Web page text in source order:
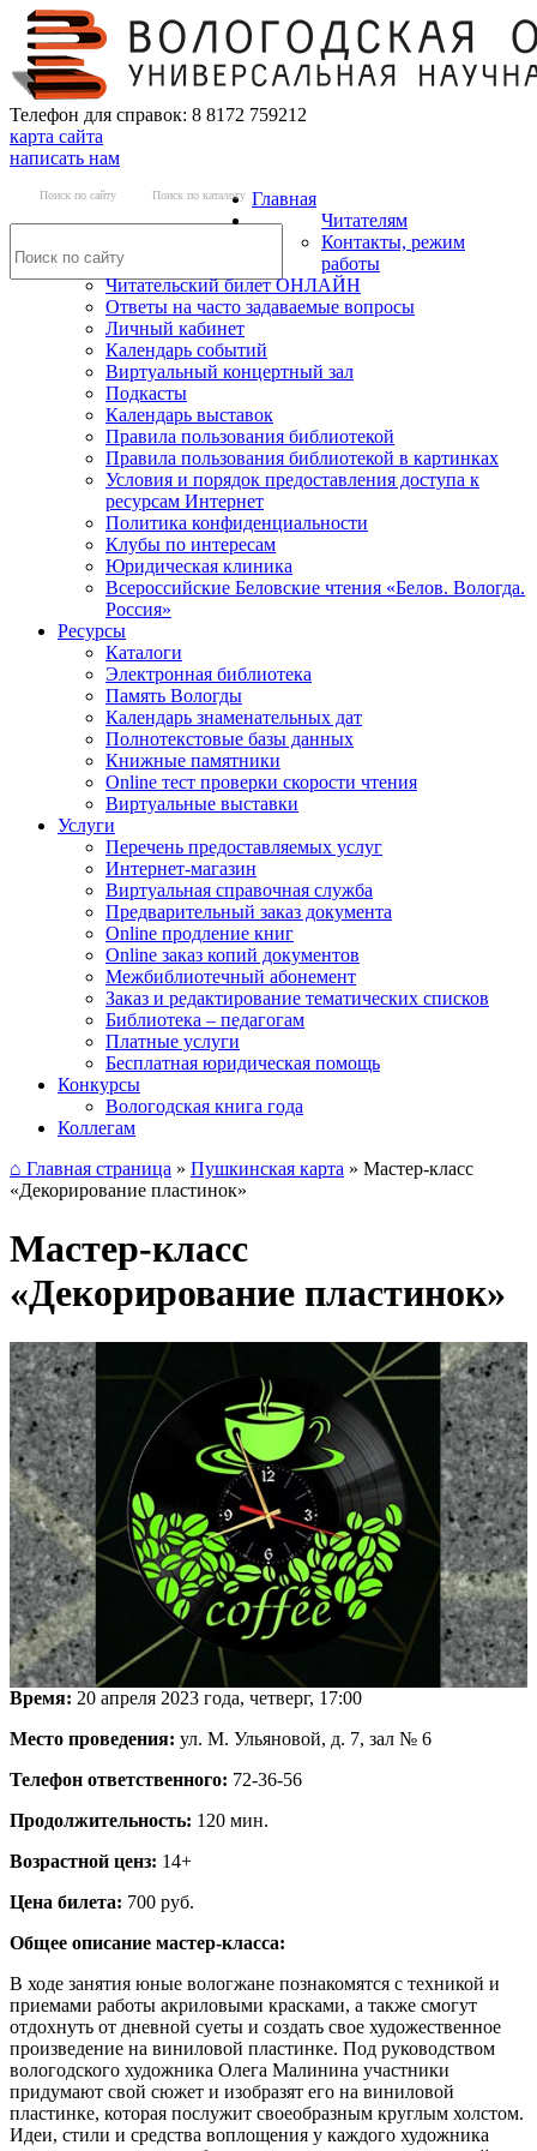
Телефон для справок: 8 8172 759212
карта сайта
написать нам
Поиск по сайту Поиск по каталогу Главная
Читателям
Контакты, режим
работы
Читательский билет ОНЛАЙН
Ответы на часто задаваемые вопросы
Личный кабинет
Календарь событий
Виртуальный концертный зал
Подкасты
Календарь выставок
Правила пользования библиотекой
Правила пользования библиотекой в картинках
Условия и порядок предоставления доступа к
ресурсам Интернет
Политика конфиденциальности
Клубы по интересам
Юридическая клиника
Всероссийские Беловские чтения «Белов. Вологда.
Россия»
Ресурсы
Каталоги
Электронная библиотека
Память Вологды
Календарь знаменательных дат
Полнотекстовые базы данных
Книжные памятники
Online тест проверки скорости чтения
Виртуальные выставки
Услуги
Перечень предоставляемых услуг
Интернет-магазин
Виртуальная справочная служба
Предварительный заказ документа
Online продление книг
Online заказ копий документов
Межбиблиотечный абонемент
Заказ и редактирование тематических списков
Библиотека – педагогам
Платные услуги
Бесплатная юридическая помощь
Конкурсы
Вологодская книга года
Коллегам
⌂ Главная страница » Пушкинская карта » Мастер-класс
«Декорирование пластинок»
Мастер-класс
«Декорирование пластинок»
Время: 20 апреля 2023 года, четверг, 17:00
Место проведения: ул. М. Ульяновой, д. 7, зал № 6
Телефон ответственного: 72-36-56
Продолжительность: 120 мин.
Возрастной ценз: 14+
Цена билета: 700 руб.
Общее описание мастер-класса:
В ходе занятия юные вологжане познакомятся с техникой и
приемами работы акриловыми красками, а также смогут
отдохнуть от дневной суеты и создать свое художественное
произведение на виниловой пластинке. Под руководством
вологодского художника Олега Малинина участники
придумают свой сюжет и изобразят его на виниловой
пластинке, которая послужит своеобразным круглым холстом.
Идеи, стили и средства воплощения у каждого художника